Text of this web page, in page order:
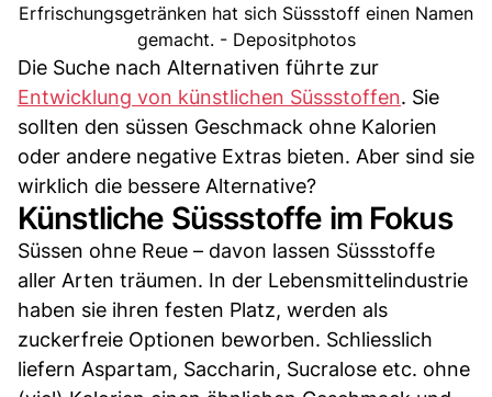
Erfrischungsgetränken hat sich Süssstoff einen Namen
gemacht. - Depositphotos
Die Suche nach Alternativen führte zur
Entwicklung von künstlichen Süssstoffen. Sie
sollten den süssen Geschmack ohne Kalorien
oder andere negative Extras bieten. Aber sind sie
wirklich die bessere Alternative?
Künstliche Süssstoffe im Fokus
Süssen ohne Reue – davon lassen Süssstoffe
aller Arten träumen. In der Lebensmittelindustrie
haben sie ihren festen Platz, werden als
zuckerfreie Optionen beworben. Schliesslich
liefern Aspartam, Saccharin, Sucralose etc. ohne